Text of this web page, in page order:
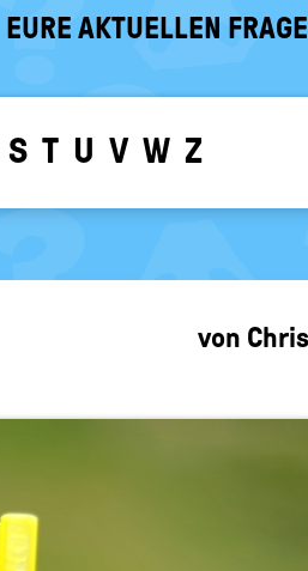
EURE AKTUELLEN
S T U V W Z
gewählten
von